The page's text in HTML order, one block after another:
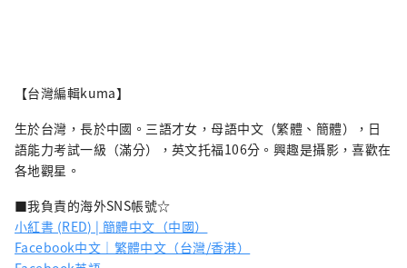
【台灣編輯kuma】
生於台灣，長於中國。三語才女，母語中文（繁體、簡體），日
語能力考試一級（滿分），英文托福106分。興趣是攝影，喜歡在
各地觀星。
■我負責的海外SNS帳號☆
小紅書 (RED) | 簡體中文（中國）
Facebook中文｜繁體中文（台灣/香港）